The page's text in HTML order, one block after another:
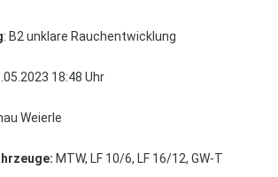
: B2 unklare Rauchentwicklung
18:48 Uhr
Weierle
MTW, LF 10/6, LF 16/12, GW-T